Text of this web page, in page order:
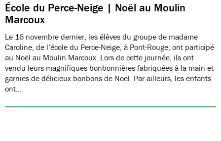
École du Perce-Neige | Noël au Moulin
Marcoux
Le 16 novembre dernier, les élèves du groupe de madame
Caroline, de l’école du Perce-Neige, à Pont-Rouge, ont participé
au Noël au Moulin Marcoux. Lors de cette journée, ils ont
vendu leurs magnifiques bonbonnières fabriquées à la main et
garnies de délicieux bonbons de Noël. Par ailleurs, les enfants
ont…